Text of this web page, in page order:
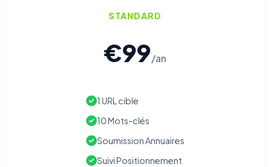
STANDARD
€99/an
1 URL cible
10 Mots-clés
Soumission Annuaires
Suivi Positionnement